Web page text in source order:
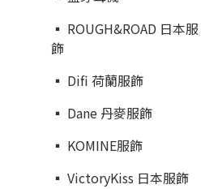
▪︎ ROUGH&ROAD 日本服
飾
▪︎ Difi 荷蘭服飾
▪︎ Dane 丹麥服飾
▪︎ KOMINE服飾
▪︎ VictoryKiss 日本服飾